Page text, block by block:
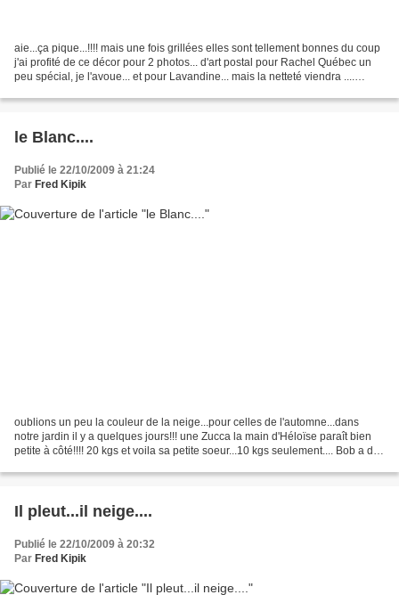
aie...ça pique...!!!! mais une fois grillées elles sont tellement bonnes du coup
j'ai profité de ce décor pour 2 photos... d'art postal pour Rachel Québec un
peu spécial, je l'avoue... et pour Lavandine... mais la netteté viendra ....
le Blanc....
Publié le 22/10/2009 à 21:24
Par Fred Kipik
oublions un peu la couleur de la neige...pour celles de l'automne...dans
notre jardin il y a quelques jours!!! une Zucca la main d'Héloïse paraît bien
petite à côté!!!! 20 kgs et voila sa petite soeur...10 kgs seulement.... Bob a du
Il pleut...il neige....
Publié le 22/10/2009 à 20:32
Par Fred Kipik